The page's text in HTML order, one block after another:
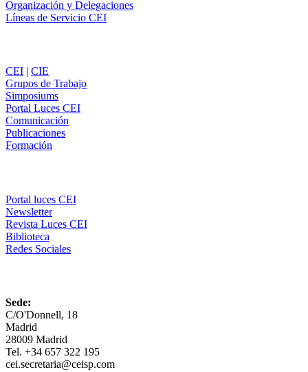
Organización y Delegaciones
Líneas de Servicio CEI
CEI | CIE
Grupos de Trabajo
Simposiums
Portal Luces CEI
Comunicación
Publicaciones
Formación
Portal luces CEI
Newsletter
Revista Luces CEI
Biblioteca
Redes Sociales
Sede:
C/O'Donnell, 18
Madrid
28009 Madrid
Tel. +34 657 322 195
cei.secretaria@ceisp.com